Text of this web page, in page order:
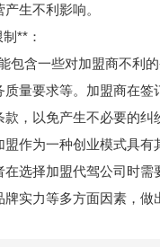
生不利影响。
**：
包含一些对加盟商不利
质量要求等。加盟商在签
，以免产生不必要的纠
盟作为一种创业模式具有
在选择加盟代驾公司时需
实力等多方面因素，做